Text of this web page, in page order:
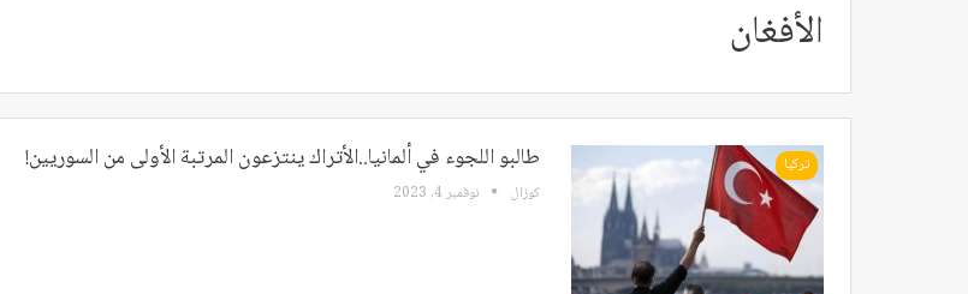
الأفغان
تركيا طالبو اللجوء في ألمانيا..الأتراك ينتزعون المرتبة الأولى من السوريين!
كوزال نوفمبر 4, 2023